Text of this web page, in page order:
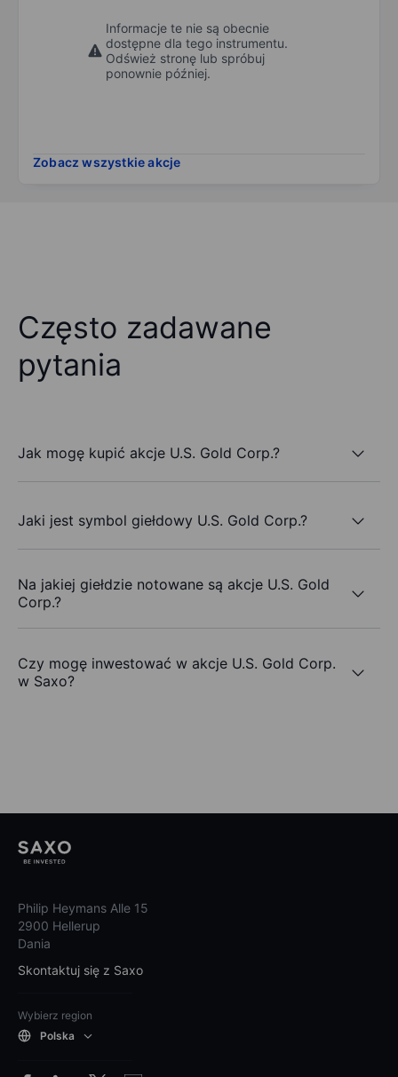
Informacje te nie są obecnie
dostępne dla tego instrumentu.
Odśwież stronę lub spróbuj
ponownie później.
Zobacz wszystkie akcje
Często zadawane
pytania
Jak mogę kupić akcje U.S. Gold Corp.?
Jaki jest symbol giełdowy U.S. Gold Corp.?
Na jakiej giełdzie notowane są akcje U.S. Gold
Corp.?
Czy mogę inwestować w akcje U.S. Gold Corp.
w Saxo?
Philip Heymans Alle 15
2900 Hellerup
Dania
Skontaktuj się z Saxo
Wybierz region
Polska